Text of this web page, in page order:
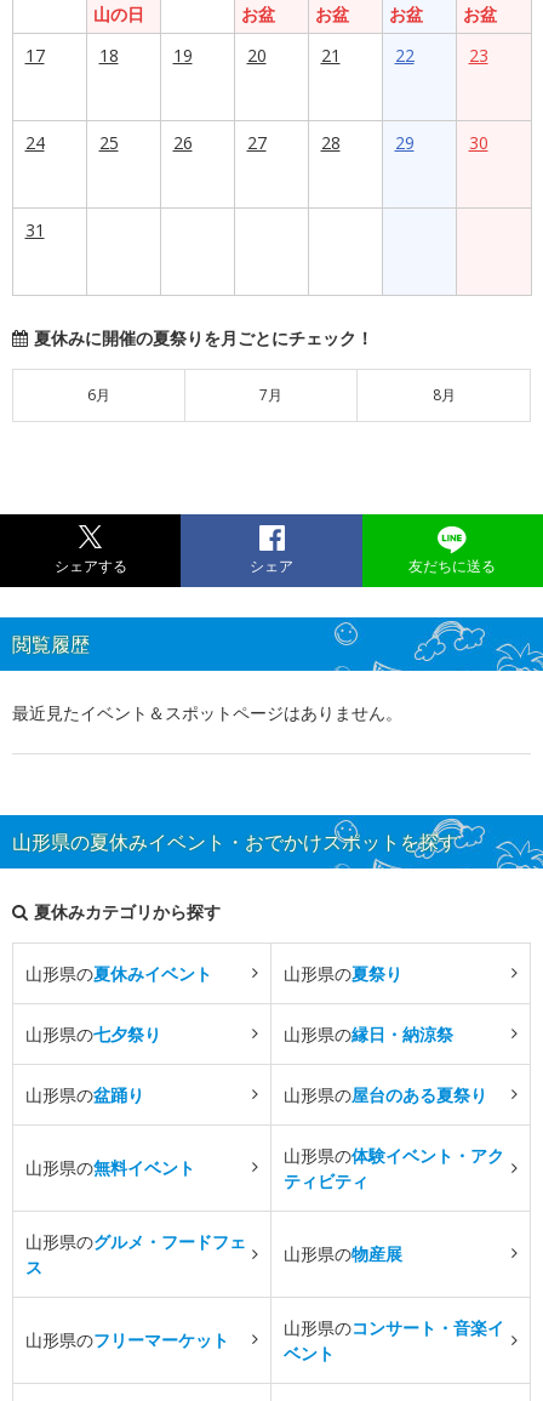
山の日
お盆
お盆
お盆
お盆
17
18 19 20 21 22 23
24 25 26 27 28 29 30
31
夏休みに開催の夏祭りを月ごとにチェック！
6月 7月 8月
シェアする シェア 友だちに送る
閲覧履歴
最近見たイベント＆スポットページはありません。
山形県の夏休みイベント・おでかけスポットを探す
夏休みカテゴリから探す
山形県の夏休みイベント 山形県の夏祭り
山形県の七夕祭り 山形県の縁日・納涼祭
山形県の盆踊り 山形県の屋台のある夏祭り
山形県の無料イベント
山形県の体験イベント・アク
ティビティ
山形県のグルメ・フードフェ
ス
山形県の物産展
山形県のフリーマーケット
山形県のコンサート・音楽イ
ベント